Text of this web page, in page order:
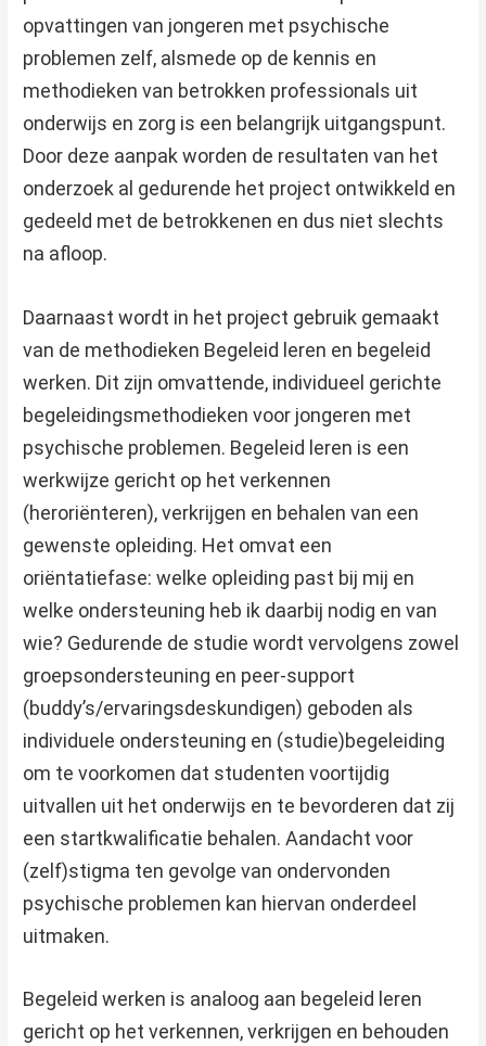
opvattingen van jongeren met psychische
problemen zelf, alsmede op de kennis en
methodieken van betrokken professionals uit
onderwijs en zorg is een belangrijk uitgangspunt.
Door deze aanpak worden de resultaten van het
onderzoek al gedurende het project ontwikkeld en
gedeeld met de betrokkenen en dus niet slechts
na afloop.
Daarnaast wordt in het project gebruik gemaakt
van de methodieken Begeleid leren en begeleid
werken. Dit zijn omvattende, individueel gerichte
begeleidingsmethodieken voor jongeren met
psychische problemen. Begeleid leren is een
werkwijze gericht op het verkennen
(heroriënteren), verkrijgen en behalen van een
gewenste opleiding. Het omvat een
oriëntatiefase: welke opleiding past bij mij en
welke ondersteuning heb ik daarbij nodig en van
wie? Gedurende de studie wordt vervolgens zowel
groepsondersteuning en peer-support
(buddy’s/ervaringsdeskundigen) geboden als
individuele ondersteuning en (studie)begeleiding
om te voorkomen dat studenten voortijdig
uitvallen uit het onderwijs en te bevorderen dat zij
een startkwalificatie behalen. Aandacht voor
(zelf)stigma ten gevolge van ondervonden
psychische problemen kan hiervan onderdeel
uitmaken.
Begeleid werken is analoog aan begeleid leren
gericht op het verkennen, verkrijgen en behouden